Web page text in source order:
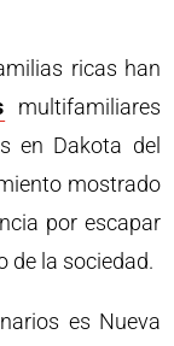
ricas han
multifamiliares
en Dakota del
mostrado
por escapar
de la sociedad.
es Nueva